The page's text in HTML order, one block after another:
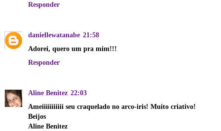
Responder
daniellewatanabe 21:58
Adorei, quero um pra mim!!!
Responder
Aline Benitez 22:03
Ameiiiiiiiiiii seu craquelado no arco-iris! Muito criativo!
Beijos
Aline Benitez